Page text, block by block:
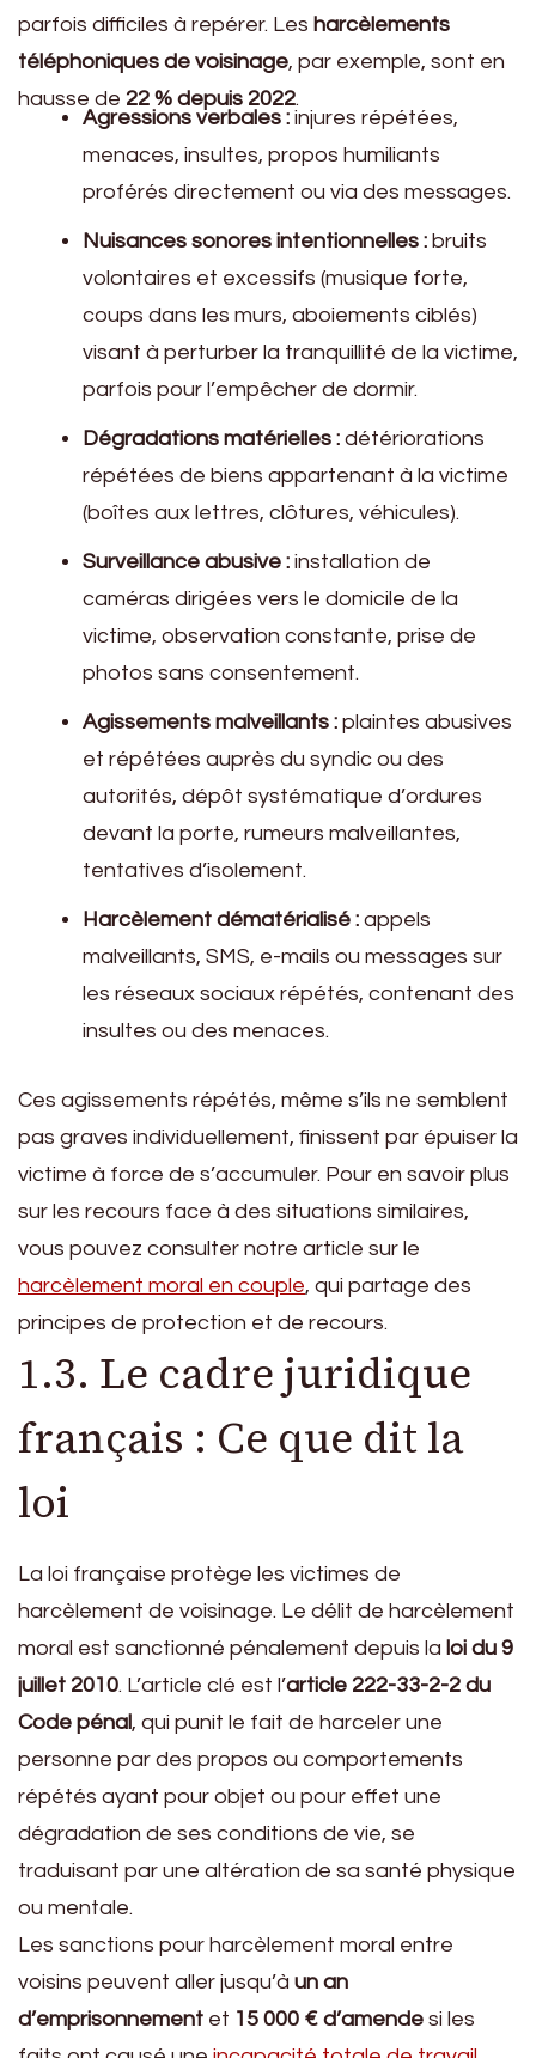
parfois difficiles à repérer. Les harcèlements
téléphoniques de voisinage, par exemple, sont en
hausse de 22 % depuis 2022.
Agressions verbales : injures répétées,
menaces, insultes, propos humiliants
proférés directement ou via des messages.
Nuisances sonores intentionnelles : bruits
volontaires et excessifs (musique forte,
coups dans les murs, aboiements ciblés)
visant à perturber la tranquillité de la victime,
parfois pour l’empêcher de dormir.
Dégradations matérielles : détériorations
répétées de biens appartenant à la victime
(boîtes aux lettres, clôtures, véhicules).
Surveillance abusive : installation de
caméras dirigées vers le domicile de la
victime, observation constante, prise de
photos sans consentement.
Agissements malveillants : plaintes abusives
et répétées auprès du syndic ou des
autorités, dépôt systématique d’ordures
devant la porte, rumeurs malveillantes,
tentatives d’isolement.
Harcèlement dématérialisé : appels
malveillants, SMS, e-mails ou messages sur
les réseaux sociaux répétés, contenant des
insultes ou des menaces.
Ces agissements répétés, même s’ils ne semblent
pas graves individuellement, finissent par épuiser la
victime à force de s’accumuler. Pour en savoir plus
sur les recours face à des situations similaires,
vous pouvez consulter notre article sur le
harcèlement moral en couple, qui partage des
principes de protection et de recours.
1.3. Le cadre juridique
français : Ce que dit la
loi
La loi française protège les victimes de
harcèlement de voisinage. Le délit de harcèlement
moral est sanctionné pénalement depuis la loi du 9
juillet 2010. L’article clé est l’article 222-33-2-2 du
Code pénal, qui punit le fait de harceler une
personne par des propos ou comportements
répétés ayant pour objet ou pour effet une
dégradation de ses conditions de vie, se
traduisant par une altération de sa santé physique
ou mentale.
Les sanctions pour harcèlement moral entre
voisins peuvent aller jusqu’à un an
d’emprisonnement et 15 000 € d’amende si les